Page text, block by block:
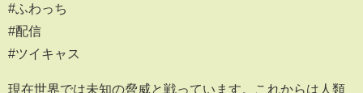
#ふわっち
#配信
#ツイキャス
現在世界では未知の脅威と戦っています。これからは人類